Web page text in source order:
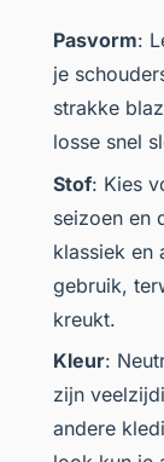
Pasvorm:
je
strakke
losse snel
Stof: Kies
seizoen en
klassiek en
gebruik,
kreukt.
Kleur:
zijn
andere